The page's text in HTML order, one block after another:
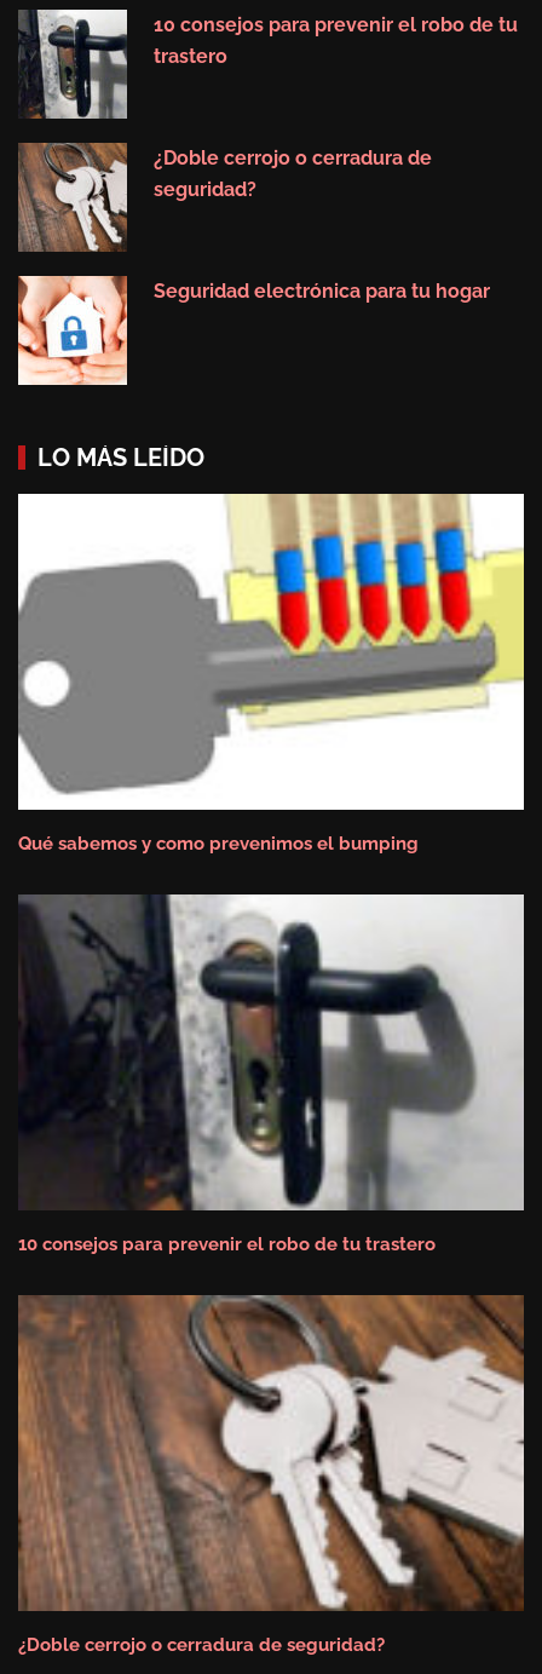
10 consejos para prevenir el robo de tu
trastero
¿Doble cerrojo o cerradura de
seguridad?
Seguridad electrónica para tu hogar
LO MÁS LEÍDO
Qué sabemos y como prevenimos el bumping
10 consejos para prevenir el robo de tu trastero
¿Doble cerrojo o cerradura de seguridad?